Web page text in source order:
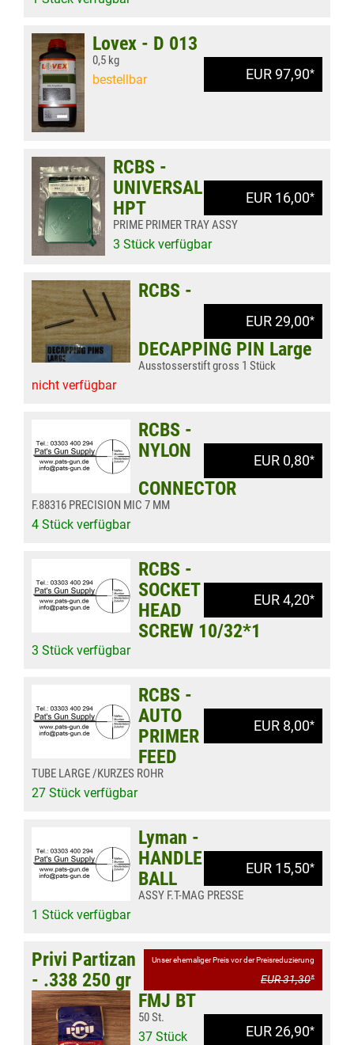
EUR 97,90*
Lovex - D 013
0,5 kg
bestellbar
EUR 16,00*
RCBS -
UNIVERSAL
HPT
PRIME PRIMER TRAY ASSY
3 Stück verfügbar
EUR 29,00*
RCBS -
DECAPPING PIN Large
Ausstosserstift gross 1 Stück
nicht verfügbar
EUR 0,80*
RCBS -
NYLON
CONNECTOR
F.88316 PRECISION MIC 7 MM
4 Stück verfügbar
EUR 4,20*
RCBS -
SOCKET
HEAD
SCREW 10/32*1
3 Stück verfügbar
EUR 8,00*
RCBS -
AUTO
PRIMER
FEED
TUBE LARGE /KURZES ROHR
27 Stück verfügbar
EUR 15,50*
Lyman -
HANDLE
BALL
ASSY F.T-MAG PRESSE
1 Stück verfügbar
Unser ehemaliger Preis vor der Preisreduzierung
EUR 31,30*
EUR 26,90*
Privi Partizan
- .338 250 gr
FMJ BT
50 St.
37 Stück